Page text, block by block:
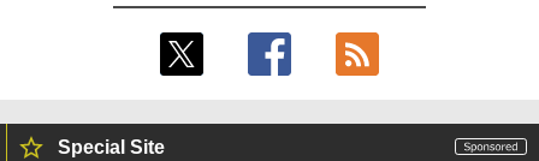
Special Site